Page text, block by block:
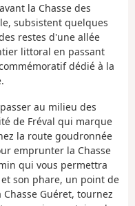
la Chasse des
subsistent quelques
restes d'une allée
littoral en passant
dédié à la
au milieu des
de Fréval qui marque
la route goudronnée
emprunter la Chasse
qui vous permettra
et son phare, un point de
Guéret, tournez